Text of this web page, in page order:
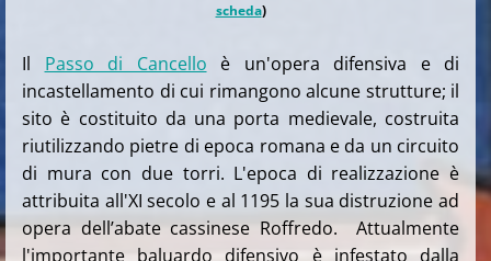
scheda)
Il Passo di Cancello è un'opera difensiva e di
incastellamento di cui rimangono alcune strutture; il
sito è costituito da una porta medievale, costruita
riutilizzando pietre di epoca romana e da un circuito
di mura con due torri. L'epoca di realizzazione è
attribuita all'XI secolo e al 1195 la sua distruzione ad
opera dell’abate cassinese Roffredo. Attualmente
l'importante baluardo difensivo è infestato dalla